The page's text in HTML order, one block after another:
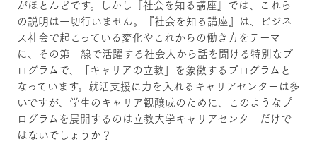
がほとんどです。しかし『社会を知る講座』では、これら
の説明は一切行いません。『社会を知る講座』は、ビジネ
ス社会で起こっている変化やこれからの働き方をテーマ
に、その第一線で活躍する社会人から話を聞ける特別なプ
ログラムで、「キャリアの立教」を象徴するプログラムと
なっています。就活支援に力を入れるキャリアセンターは多
いですが、学生のキャリア観醸成のために、このようなプ
ログラムを展開するのは立教大学キャリアセンターだけで
はないでしょうか？